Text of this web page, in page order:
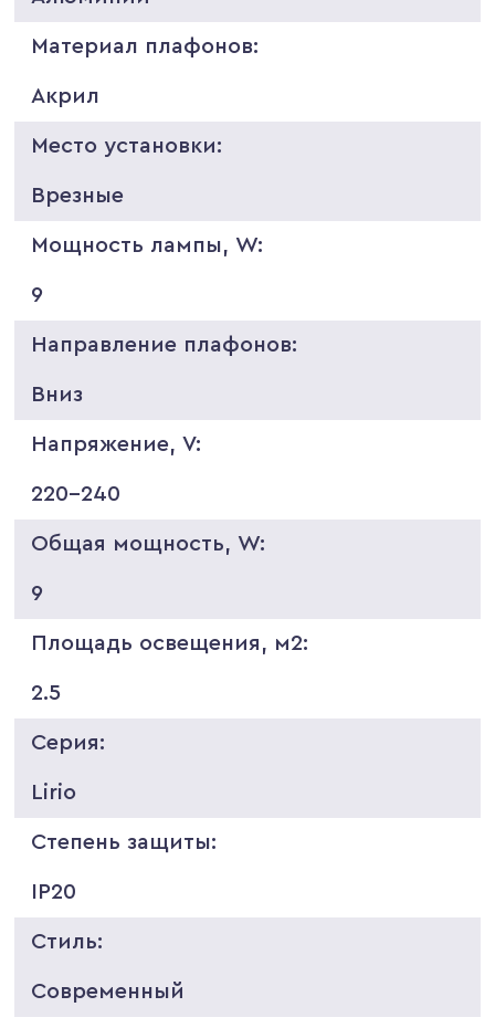
Материал плафонов:
Акрил
Место установки:
Врезные
Мощность лампы, W:
9
Направление плафонов:
Вниз
Напряжение, V:
220-240
Общая мощность, W:
9
Площадь освещения, м2:
2.5
Серия:
Lirio
Степень защиты:
IP20
Стиль:
Современный